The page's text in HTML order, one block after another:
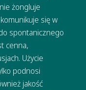
żongluje
się w
spontanicznego
cenna,
Użycie
podnosi
jakość